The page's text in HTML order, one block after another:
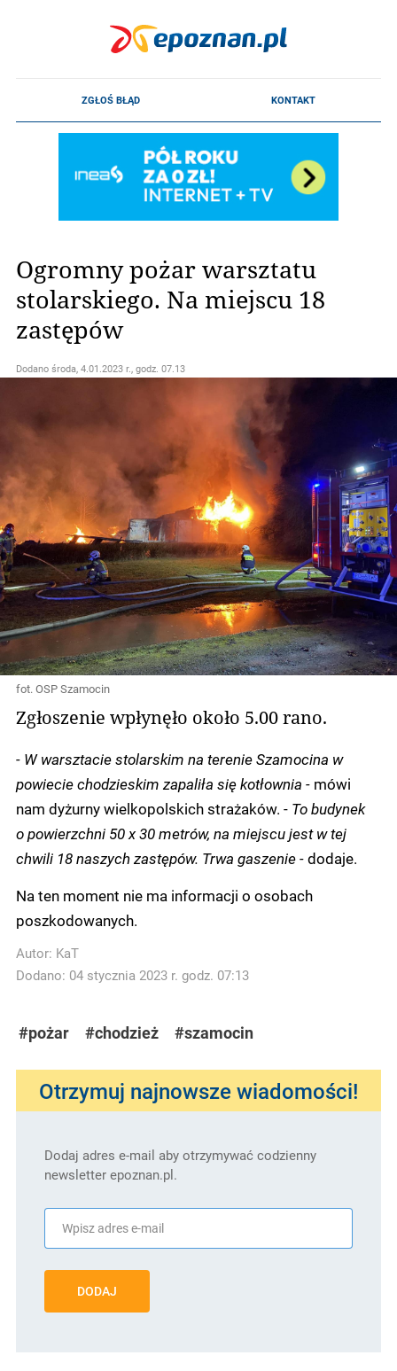
Ogromny pożar warsztatu
stolarskiego. Na miejscu 18
zastępów
Dodano środa, 4.01.2023 r., godz. 07.13
fot. OSP Szamocin
Zgłoszenie wpłynęło około 5.00 rano.
- W warsztacie stolarskim na terenie Szamocina w
powiecie chodzieskim zapaliła się kotłownia - mówi
nam dyżurny wielkopolskich strażaków. - To budynek
o powierzchni 50 x 30 metrów, na miejscu jest w tej
chwili 18 naszych zastępów. Trwa gaszenie -dodaje.
Na ten moment nie ma informacji o osobach
poszkodowanych.
Autor: KaT
Dodano: 04 stycznia 2023 r. godz. 07:13
#pożar #chodzież #szamocin
Otrzymuj najnowsze wiadomości!
Dodaj adres e-mail aby otrzymywać codzienny
newsletter epoznan.pl.
DODAJ